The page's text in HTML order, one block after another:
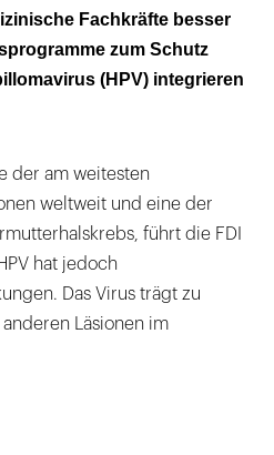
der einzige Kontakt
Fachkräfte besser
zum Schutz
(HPV) integrieren
der am weitesten
weltweit und eine der
führt die FDI
hat jedoch
Das Virus trägt zu
Läsionen im